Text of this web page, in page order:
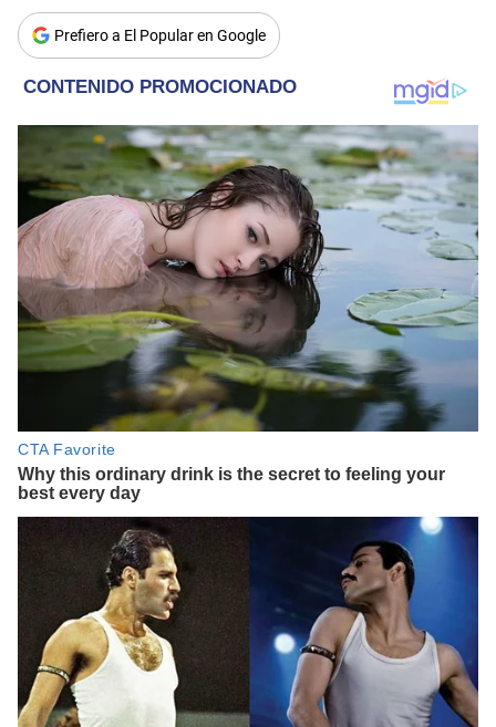
Prefiero a El Popular en Google